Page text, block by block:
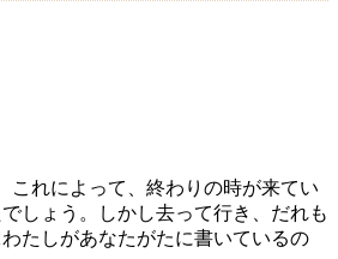
これによって、終わりの時が来てい
しょう。しかし去って行き、だれも
わたしがあなたがたに書いているの